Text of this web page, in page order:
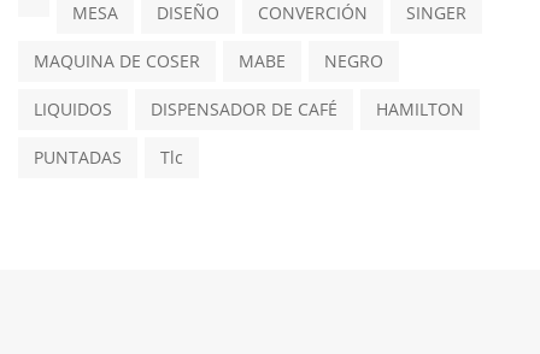
MESA DISEÑO CONVERCIÓN SINGER
MAQUINA DE COSER MABE NEGRO
LIQUIDOS DISPENSADOR DE CAFÉ HAMILTON
PUNTADAS Tlc